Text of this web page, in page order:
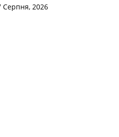
Серпня, 2026